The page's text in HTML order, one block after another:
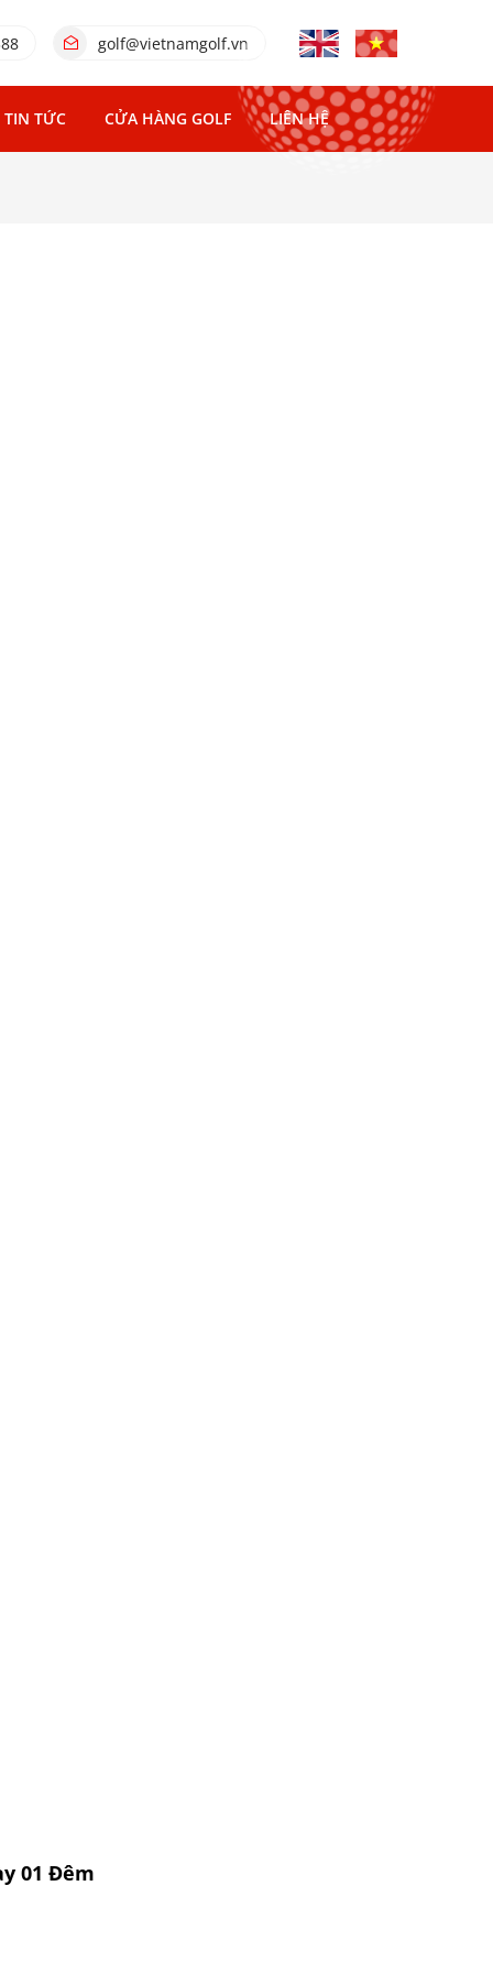
golf@vietnamgolf.vn
TIN TỨC CỬA HÀNG GOLF LIÊN HỆ
01 Đêm